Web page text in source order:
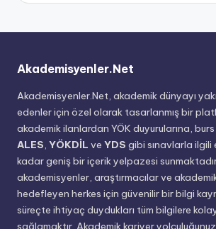
Akademisyenler.Net
Akademisyenler.Net, akademik dünyayı
edenler için özel olarak tasarlanmış bir
akademik ilanlardan YÖK duyurularına,
ALES, YÖKDİL ve YDS gibi sınavlarla ilgili
kadar geniş bir içerik yelpazesi
akademisyenler, araştırmacılar ve
hedefleyen herkes için güvenilir bir bilgi
süreçte ihtiyaç duydukları tüm bilgilere
sağlamaktır. Akademik kariyer